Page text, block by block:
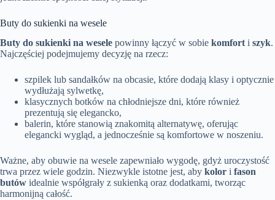
Buty do sukienki na wesele
Buty do sukienki na wesele powinny łączyć w sobie komfort i szyk.
Najczęściej podejmujemy decyzję na rzecz:
szpilek lub sandałków na obcasie, które dodają klasy i optycznie
wydłużają sylwetkę,
klasycznych botków na chłodniejsze dni, które również
prezentują się elegancko,
balerin, które stanowią znakomitą alternatywę, oferując
elegancki wygląd, a jednocześnie są komfortowe w noszeniu.
Ważne, aby obuwie na wesele zapewniało wygodę, gdyż uroczystość
trwa przez wiele godzin. Niezwykle istotne jest, aby kolor i fason
butów idealnie współgrały z sukienką oraz dodatkami, tworząc
harmonijną całość.